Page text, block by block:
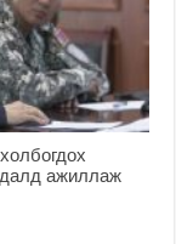
ажиллаж